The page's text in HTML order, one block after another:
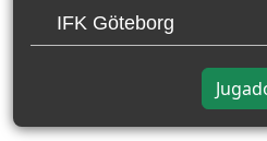
IFK Göteborg